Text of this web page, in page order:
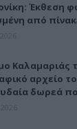
Έκθεση
από
Καλαμαριάς
αρχείο
δωρεά